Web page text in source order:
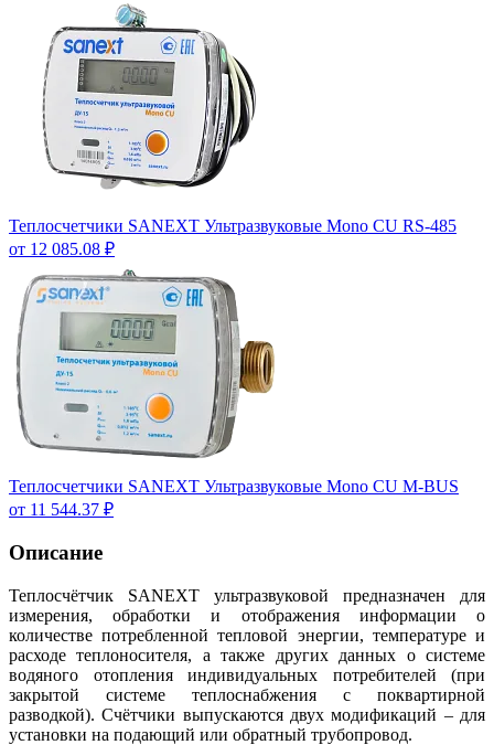
Теплосчетчики SANEXT Ультразвуковые Mono CU RS-485
от 12 085.08 ₽
Теплосчетчики SANEXT Ультразвуковые Mono CU M-BUS
от 11 544.37 ₽
Описание
Теплосчётчик SANEXT ультразвуковой предназначен для
измерения, обработки и отображения информации о
количестве потребленной тепловой энергии, температуре и
расходе теплоносителя, а также других данных о системе
водяного отопления индивидуальных потребителей (при
закрытой системе теплоснабжения с поквартирной
разводкой). Счётчики выпускаются двух модификаций – для
установки на подающий или обратный трубопровод.